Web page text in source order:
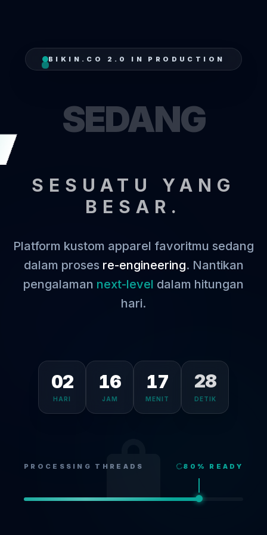
BIKIN.CO 2.0 IN PRODUCTION
SEDANG
SESUATU YANG
BESAR.
Platform kustom apparel favoritmu sedang
dalam proses re-engineering. Nantikan
pengalaman next-level dalam hitungan
hari.
02
HARI
16
JAM
17
MENIT
28
DETIK
PROCESSING THREADS 80 % READY